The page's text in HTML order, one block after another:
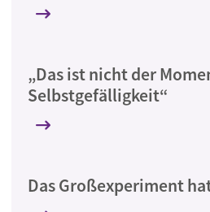
„Das ist nicht der
Selbstgefälligkeit“
Das Großexperiment